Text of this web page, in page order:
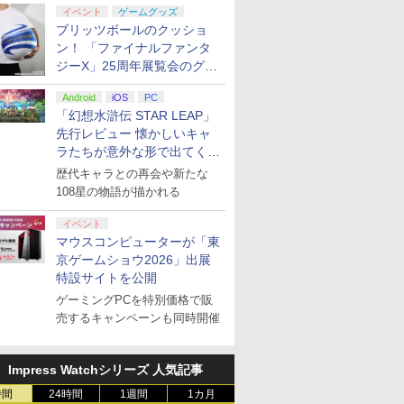
イベント ゲームグッズ
ブリッツボールのクッショ
ン！ 「ファイナルファンタ
ジーX」25周年展覧会のグッ
ズ情報が公開
Android iOS PC
「幻想水滸伝 STAR LEAP」
先行レビュー 懐かしいキャ
ラたちが意外な形で出てくる
シリーズ完全新作！
歴代キャラとの再会や新たな
108星の物語が描かれる
イベント
マウスコンピューターが「東
京ゲームショウ2026」出展
特設サイトを公開
ゲーミングPCを特別価格で販
売するキャンペーンも同時開催
Impress Watchシリーズ 人気記事
24時間 1週間 1カ月